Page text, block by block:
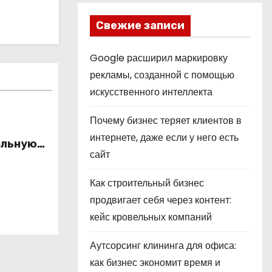
Свежие записи
Google расширил маркировку
рекламы, созданной с помощью
искусственного интеллекта
Почему бизнес теряет клиентов в
интернете, даже если у него есть
сайт
Как строительный бизнес
продвигает себя через контент:
кейс кровельных компаний
Аутсорсинг клининга для офиса:
как бизнес экономит время и